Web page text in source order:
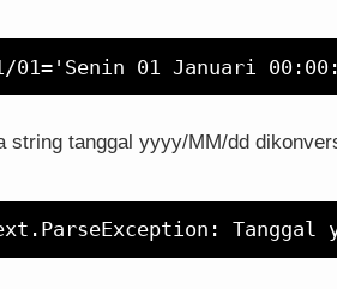
string tanggal yyyy/MM/dd